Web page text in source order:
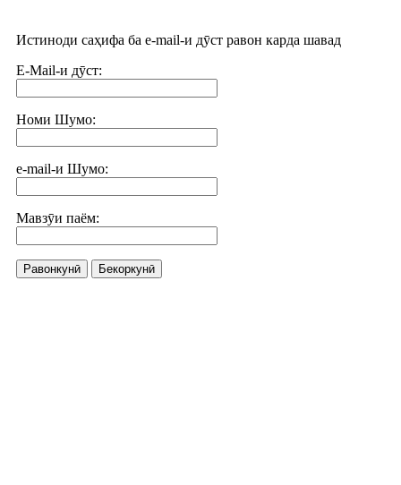
Истиноди саҳифа ба e-mail-и дӯст равон карда шавад
E-Mail-и дӯст:
Номи Шумо:
e-mail-и Шумо:
Мавзӯи паём:
Равонкунӣ Бекоркунӣ